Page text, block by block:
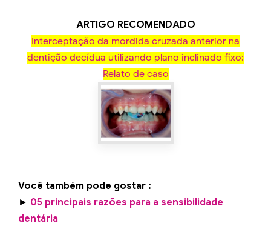
ARTIGO RECOMENDADO
Interceptação da mordida cruzada anterior na
dentição decídua utilizando plano inclinado fixo:
Relato de caso
Você também pode gostar :
► 05 principais razões para a sensibilidade
dentária